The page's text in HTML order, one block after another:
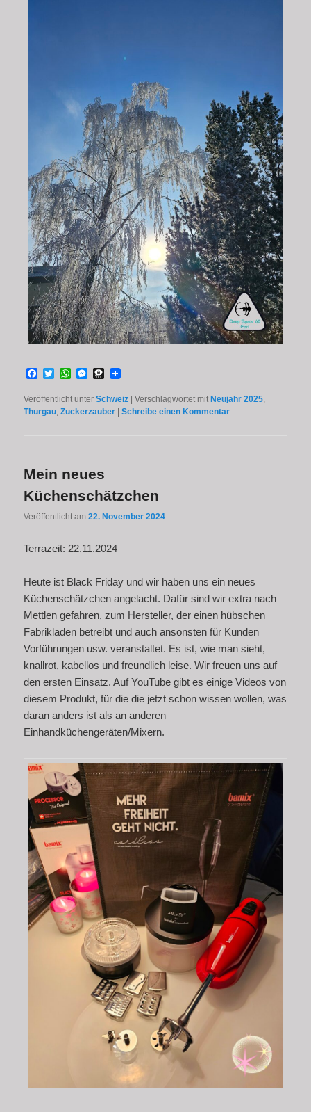
Facebook
TwitterWhatsApp
Messenger
Threema
Veröffentlicht unter Schweiz |Verschlagwortet mit Neujahr 2025,
Thurgau,Zuckerzauber |Schreibe einen Kommentar
Mein neues
Küchenschätzchen
Veröffentlicht am22. November 2024
Terrazeit: 22.11.2024
Heute ist Black Friday und wir haben uns ein neues
Küchenschätzchen angelacht. Dafür sind wir extra nach
Mettlen gefahren, zum Hersteller, der einen hübschen
Fabrikladen betreibt und auch ansonsten für Kunden
Vorführungen usw. veranstaltet. Es ist, wie man sieht,
knallrot, kabellos und freundlich leise. Wir freuen uns auf
den ersten Einsatz. Auf YouTube gibt es einige Videos von
diesem Produkt, für die die jetzt schon wissen wollen, was
daran anders ist als an anderen
Einhandküchengeräten/Mixern.